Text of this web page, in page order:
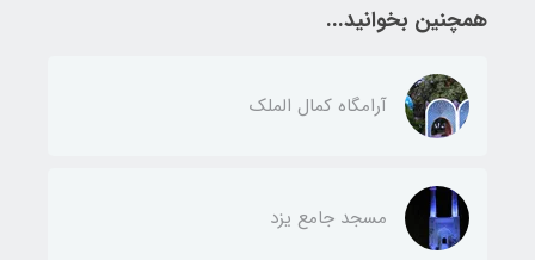
همچنین بخوانید...
آرامگاه کمال الملک
مسجد جامع یزد